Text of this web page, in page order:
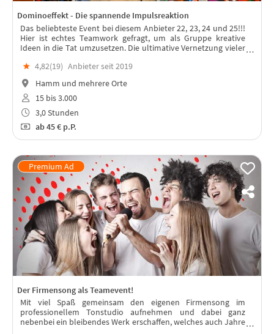
Dominoeffekt - Die spannende Impulsreaktion
Das beliebteste Event bei diesem Anbieter 22, 23, 24 und 25!!!
Hier ist echtes Teamwork gefragt, um als Gruppe kreative
Ideen in die Tat umzusetzen. Die ultimative Vernetzung vieler
Dein Team.
★ 4,82(19) Anbieter seit 2019
Hamm und mehrere Orte
15 bis 3.000
3,0 Stunden
ab45 € p.P.
Der Firmensong als Teamevent!
Mit viel Spaß gemeinsam den eigenen Firmensong im
professionellem Tonstudio aufnehmen und dabei ganz
nebenbei ein bleibendes Werk erschaffen, welches auch Jahre